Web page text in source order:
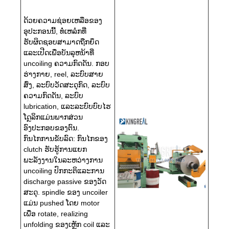
ດ້ວຍຄວາມຊ່ອຍເຫລືອຂອງ
ອຸປະກອນນີ້, ທໍ່ເຫລໍກທີ່
ຮັບຜິດຊອບສາມາດຖືກຍຶດ
ແລະເປີດເພື່ອບັນລຸຫນ້າທີ່
uncoiling ຄວາມກົດດັນ. ກອບ
ຮ່າງກາຍ, reel, ລະບົບສາຍ
ສົ່ງ, ລະບົບວັດສະດຸກົດ, ລະບົບ
ຄວາມກົດດັນ, ລະບົບ
lubrication, ແລະລະບົບບົບໄຮ
ໂດຼລິກແມ່ນພາກສ່ວນ
ອົງປະກອບຂອງຕົນ.
ກົນໄກການຂັບລົດ: ກົນໄກຂອງ
clutch ຮັບຮູ້ການແຍກ
ພະລັງງານໃນລະຫວ່າງການ
uncoiling ປົກກະຕິແລະການ
discharge passive ຂອງວັດ
ສະດຸ. spindle ຂອງ uncoiler
ແມ່ນ pushed ໂດຍ motor
ເພື່ອ rotate, realizing
unfolding ຂອງເຫຼັກ coil ແລະ